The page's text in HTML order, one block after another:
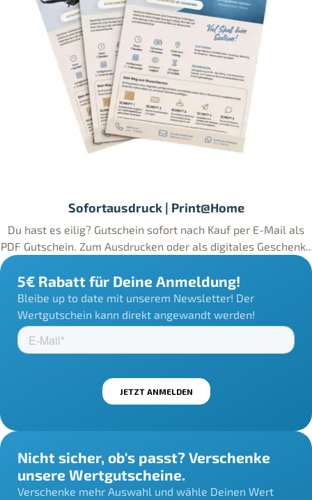
Sofortausdruck | Print@Home
Du hast es eilig? Gutschein sofort nach Kauf per E-Mail als
PDF Gutschein. Zum Ausdrucken oder als digitales Geschenk..
5€ Rabatt für Deine Anmeldung!
Bleibe up to date mit unserem Newsletter! Der
Wertgutschein kann direkt angewandt werden!
Nicht sicher, ob's passt? Verschenke
unsere Wertgutscheine.
Verschenke mehr Auswahl und wähle Deinen Wert